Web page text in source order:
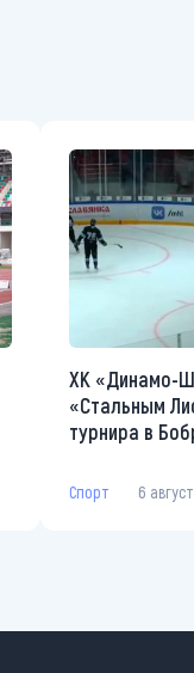
ХК «Динамо-
«Стальным
турнира в
Спорт 6